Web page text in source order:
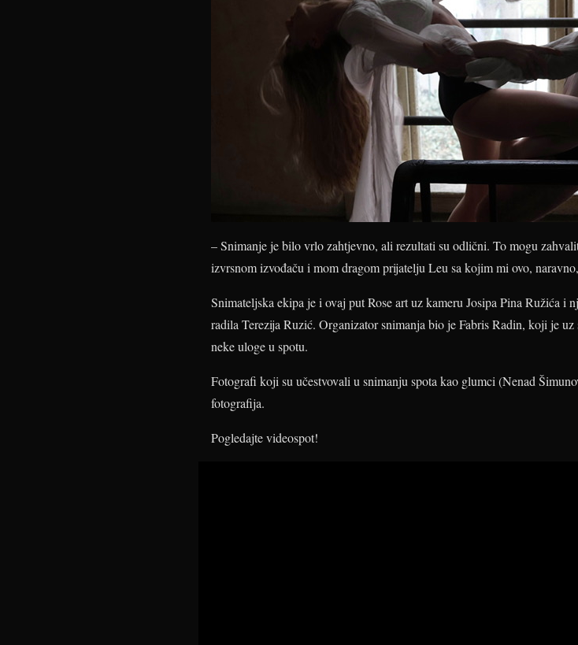
– Snimanje je bilo vrlo zahtjevno, ali rezultati su odlični. To mogu
izvrsnom izvođaču i mom dragom prijatelju Leu sa kojim mi ovo,
Snimateljska ekipa je i ovaj put Rose art uz kameru Josipa Pina Ružića i
radila Terezija Ruzić. Organizator snimanja bio je Fabris Radin, koji je
neke uloge u spotu.
Fotografi koji su učestvovali u snimanju spota kao glumci (Nenad
fotografija.
Pogledajte videospot!